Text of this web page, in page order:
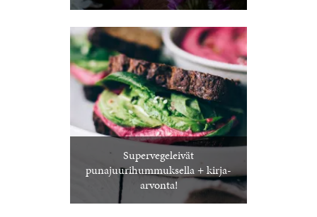
Supervegeleivät
punajuurihummuksella + kirja-
arvonta!